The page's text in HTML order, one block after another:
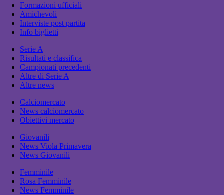
Formazioni ufficiali
Amichevoli
Interviste post partita
Info biglietti
Serie A
Risultati e classifica
Campionati precedenti
Altre di Serie A
Altre news
Calciomercato
News calciomercato
Obiettivi mercato
Giovanili
News Viola Primavera
News Giovanili
Femminile
Rosa Femminile
News Femminile